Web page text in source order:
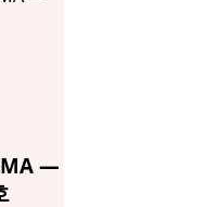
—